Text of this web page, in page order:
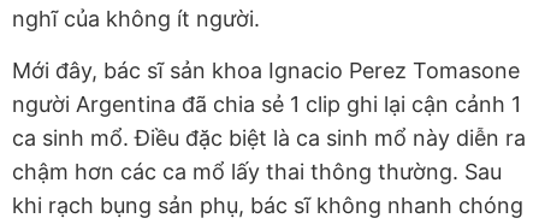
nghĩ của không ít người.
Mới đây, bác sĩ sản khoa Ignacio Perez Tomasone
người Argentina đã chia sẻ 1 clip ghi lại cận cảnh 1
ca sinh mổ. Điều đặc biệt là ca sinh mổ này diễn ra
chậm hơn các ca mổ lấy thai thông thường. Sau
khi rạch bụng sản phụ, bác sĩ không nhanh chóng